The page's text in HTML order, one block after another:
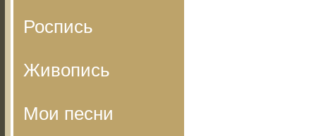
Роспись
Живопись
Мои песни